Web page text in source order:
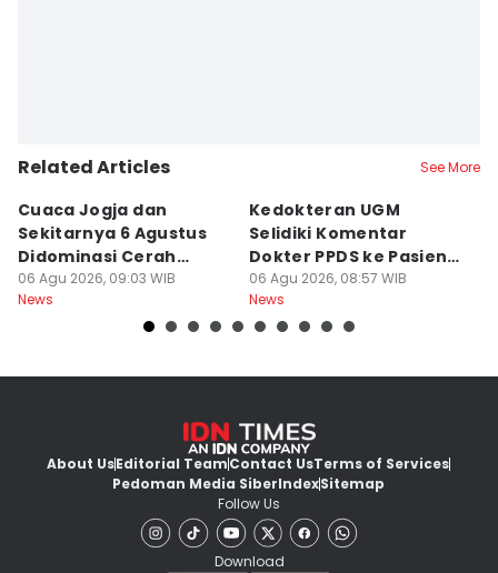
Related Articles See More
Cuaca Jogja dan
Sekitarnya 6 Agustus
Didominasi Cerah
Berawan
06 Agu 2026, 09:03 WIB
News
Kedokteran UGM
Selidiki Komentar
Dokter PPDS ke Pasien
BPJS di Medsos
06 Agu 2026, 08:57 WIB
News
About UsEditorial TeamContact UsTerms of Services
Pedoman Media SiberIndexSitemap
Follow Us
Download